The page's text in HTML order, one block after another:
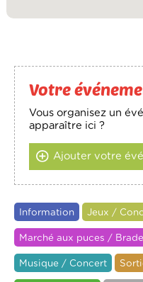
Votre
Vous organisez un
apparaître ici ?
Ajouter votre
Information Jeux /
Marché aux puces /
Musique / Concert